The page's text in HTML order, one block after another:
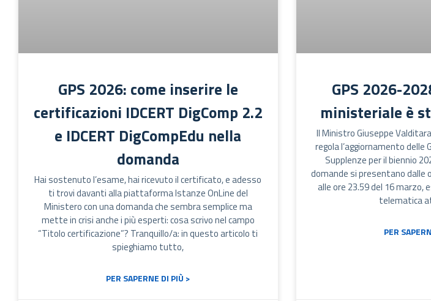
GPS 2026: come inserire le
certificazioni IDCERT DigComp 2.2
e IDCERT DigCompEdu nella
domanda
Hai sostenuto l’esame, hai ricevuto il certificato, e adesso
ti trovi davanti alla piattaforma Istanze OnLine del
Ministero con una domanda che sembra semplice ma
mette in crisi anche i più esperti: cosa scrivo nel campo
“Titolo certificazione”? Tranquillo/a: in questo articolo ti
spieghiamo tutto,
PER SAPERNE DI PIÙ >
GPS 2026-
ministeriale è
Il Ministro Giuseppe
regola l’aggiornamento delle
Supplenze per il biennio
domande si presentano dalle
alle ore 23.59 del 16
telematica
PER